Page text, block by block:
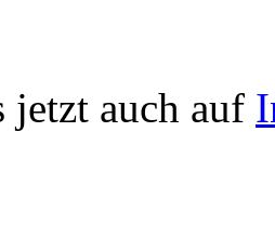
jetzt auch auf